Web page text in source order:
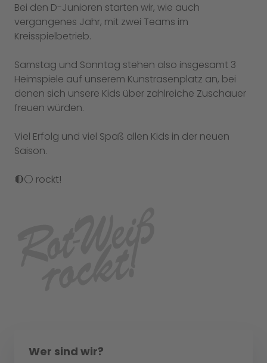
Bei den D-Junioren starten wir, wie auch
vergangenes Jahr, mit zwei Teams im
Kreisspielbetrieb.
Samstag und Sonntag stehen also insgesamt 3
Heimspiele auf unserem Kunstrasenplatz an, bei
denen sich unsere Kids über zahlreiche Zuschauer
freuen würden.
Viel Erfolg und viel Spaß allen Kids in der neuen
Saison.
🔴⚪️ rockt!
Wer sind wir?